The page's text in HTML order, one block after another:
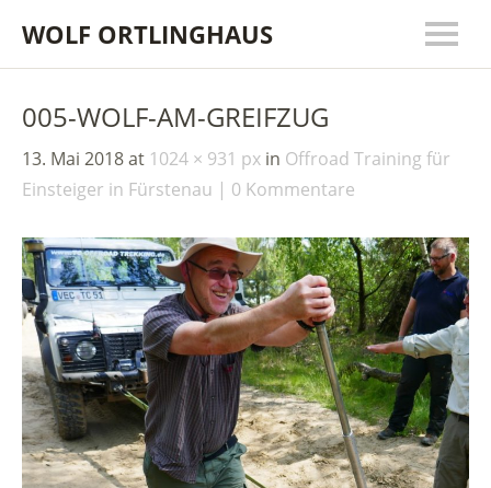
WOLF ORTLINGHAUS
005-WOLF-AM-GREIFZUG
13. Mai 2018at 1024 × 931 px in Offroad Training für
Einsteiger in Fürstenau
0 Kommentare